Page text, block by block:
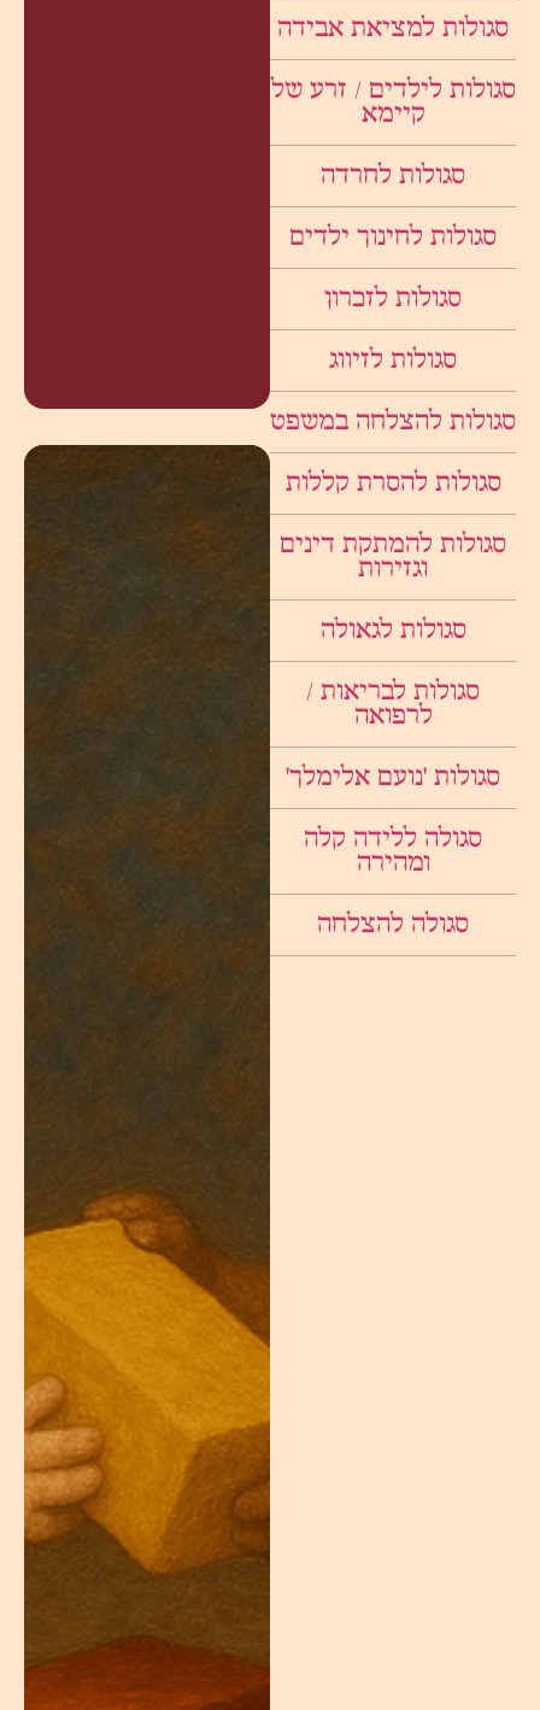
סגולות למציאת אבידה
סגולות לילדים / זרע של
קיימא
סגולות לחרדה
סגולות לחינוך ילדים
סגולות לזכרון
סגולות לזיווג
סגולות להצלחה במשפט
סגולות להסרת קללות
סגולות להמתקת דינים
וגזירות
סגולות לגאולה
סגולות לבריאות /
לרפואה
סגולות ׳נועם אלימלך׳
סגולה ללידה קלה
ומהירה
סגולה להצלחה